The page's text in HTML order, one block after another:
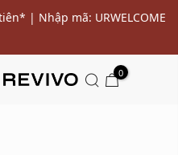
| Nhập mã: URWELCOME
0